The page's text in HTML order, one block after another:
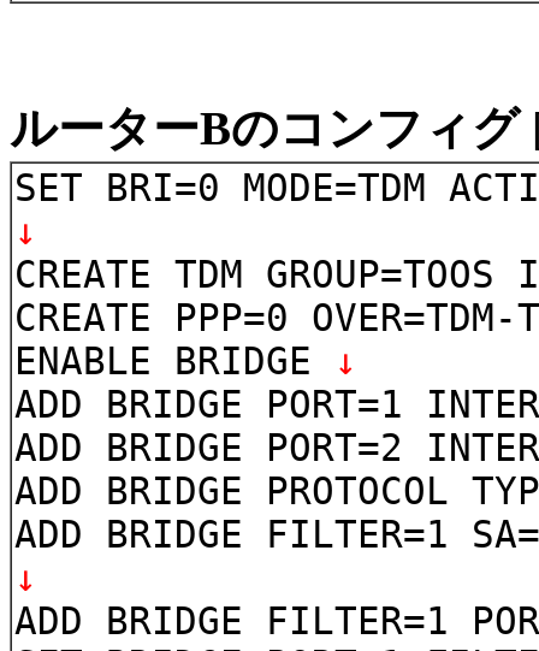
ルーターBのコンフィグ
SET BRI=0 MODE=TDM
↓
CREATE TDM
CREATE PPP=0 OVER=TDM-
ENABLE BRIDGE ↓
ADD BRIDGE PORT=1
ADD BRIDGE PORT=2
ADD BRIDGE PROTOCOL
ADD BRIDGE FILTER=1
↓
ADD BRIDGE FILTER=1